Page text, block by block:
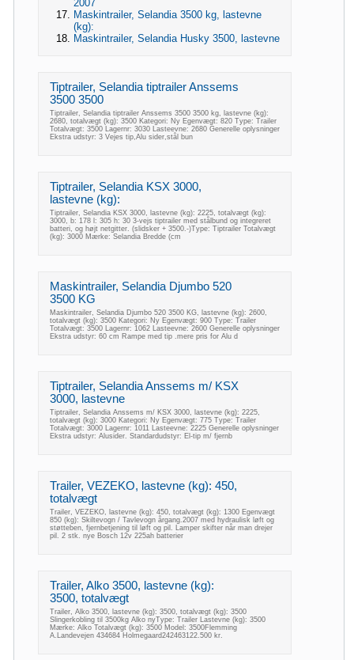
2007
Maskintrailer, Selandia 3500 kg, lastevne
(kg):
Maskintrailer, Selandia Husky 3500, lastevne
Tiptrailer, Selandia tiptrailer Anssems
3500 3500
Tiptrailer, Selandia tiptrailer Anssems 3500 3500 kg, lastevne (kg):
2680, totalvægt (kg): 3500 Kategori: Ny Egenvægt: 820 Type: Trailer
Totalvægt: 3500 Lagernr: 3030 Lasteevne: 2680 Generelle oplysninger
Ekstra udstyr: 3 Vejes tip,Alu sider,stål bun
Tiptrailer, Selandia KSX 3000,
lastevne (kg):
Tiptrailer, Selandia KSX 3000, lastevne (kg): 2225, totalvægt (kg):
3000, b: 178 l: 305 h: 30 3-vejs tiptrailer med stålbund og integreret
batteri, og højt netgitter. (slidsker + 3500.-)Type: Tiptrailer Totalvægt
(kg): 3000 Mærke: Selandia Bredde (cm
Maskintrailer, Selandia Djumbo 520
3500 KG
Maskintrailer, Selandia Djumbo 520 3500 KG, lastevne (kg): 2600,
totalvægt (kg): 3500 Kategori: Ny Egenvægt: 900 Type: Trailer
Totalvægt: 3500 Lagernr: 1062 Lasteevne: 2600 Generelle oplysninger
Ekstra udstyr: 60 cm Rampe med tip .mere pris for Alu d
Tiptrailer, Selandia Anssems m/ KSX
3000, lastevne
Tiptrailer, Selandia Anssems m/ KSX 3000, lastevne (kg): 2225,
totalvægt (kg): 3000 Kategori: Ny Egenvægt: 775 Type: Trailer
Totalvægt: 3000 Lagernr: 1011 Lasteevne: 2225 Generelle oplysninger
Ekstra udstyr: Alusider. Standardudstyr: El-tip m/ fjernb
Trailer, VEZEKO, lastevne (kg): 450,
totalvægt
Trailer, VEZEKO, lastevne (kg): 450, totalvægt (kg): 1300 Egenvægt
850 (kg): Skiltevogn / Tavlevogn årgang.2007 med hydraulisk løft og
støtteben, fjernbetjening til løft og pil. Lamper skifter når man drejer
pil. 2 stk. nye Bosch 12v 225ah batterier
Trailer, Alko 3500, lastevne (kg):
3500, totalvægt
Trailer, Alko 3500, lastevne (kg): 3500, totalvægt (kg): 3500
Slingerkobling til 3500kg Alko nyType: Trailer Lastevne (kg): 3500
Mærke: Alko Totalvægt (kg): 3500 Model: 3500Flemming
A.Landevejen 434684 Holmegaard242463122.500 kr.